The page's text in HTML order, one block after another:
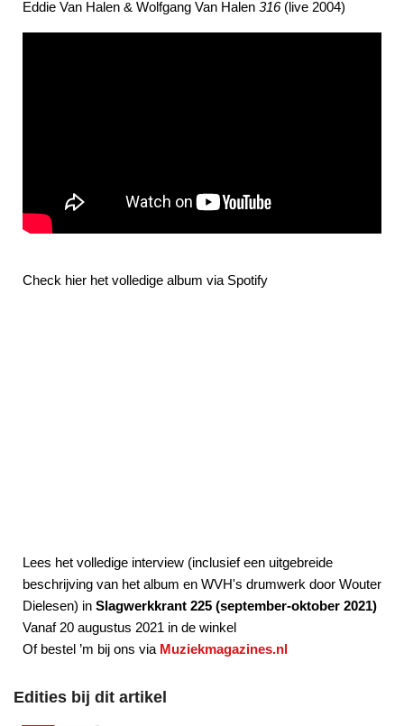
Eddie Van Halen & Wolfgang Van Halen 316(live 2004)
Check hier het volledige album via Spotify
Lees het volledige interview (inclusief een uitgebreide
beschrijving van het album en WVH's drumwerk door Wouter
Dielesen) in Slagwerkkrant 225 (september-oktober 2021)
Vanaf 20 augustus 2021 in de winkel
Of bestel ’m bij ons via Muziekmagazines.nl
Edities bij dit artikel